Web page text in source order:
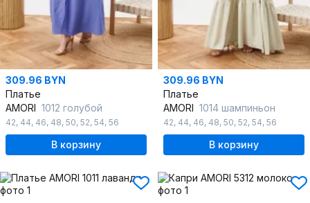
309.96 BYN
Платье
AMORI 1012 голубой
42, 44, 46, 48, 50, 52, 54, 56
В корзину
309.96 BYN
Платье
AMORI 1014 шампиньон
42, 44, 46, 48, 50, 52, 54, 56
В корзину